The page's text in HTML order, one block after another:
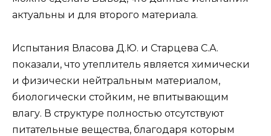
актуальны и для второго материала.
Испытания Власова Д.Ю. и Старцева С.А.
показали, что утеплитель является химически
и физически нейтральным материалом,
биологически стойким, не впитывающим
влагу. В структуре полностью отсутствуют
питательные вещества, благодаря которым